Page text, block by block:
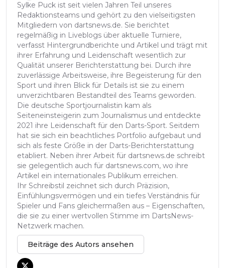
Sylke Puck ist seit vielen Jahren Teil unseres
Redaktionsteams und gehört zu den vielseitigsten
Mitgliedern von dartsnews.de. Sie berichtet
regelmäßig in Liveblogs über aktuelle Turniere,
verfasst Hintergrundberichte und Artikel und trägt mit
ihrer Erfahrung und Leidenschaft wesentlich zur
Qualität unserer Berichterstattung bei. Durch ihre
zuverlässige Arbeitsweise, ihre Begeisterung für den
Sport und ihren Blick für Details ist sie zu einem
unverzichtbaren Bestandteil des Teams geworden.
Die deutsche Sportjournalistin kam als
Seiteneinsteigerin zum Journalismus und entdeckte
2021 ihre Leidenschaft für den Darts-Sport. Seitdem
hat sie sich ein beachtliches Portfolio aufgebaut und
sich als feste Größe in der Darts-Berichterstattung
etabliert. Neben ihrer Arbeit für dartsnews.de schreibt
sie gelegentlich auch für dartsnews.com, wo ihre
Artikel ein internationales Publikum erreichen.
Ihr Schreibstil zeichnet sich durch Präzision,
Einfühlungsvermögen und ein tiefes Verständnis für
Spieler und Fans gleichermaßen aus – Eigenschaften,
die sie zu einer wertvollen Stimme im DartsNews-
Netzwerk machen.
Beiträge des Autors ansehen